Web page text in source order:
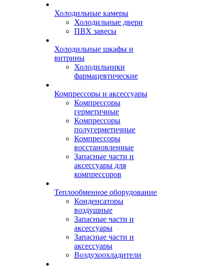
Холодильные камеры
Холодильные двери
ПВХ завесы
Холодильные шкафы и
витрины
Холодильники
фармацевтические
Компрессоры и аксессуары
Компрессоры
герметичные
Компрессоры
полугерметичные
Компрессоры
восстановленные
Запасные части и
аксессуары для
компрессоров
Теплообменное оборудование
Конденсаторы
воздушные
Запасные части и
аксессуары
Запасные части и
аксессуары
Воздухоохладители